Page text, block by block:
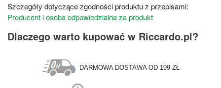
Szczegóły dotyczące zgodności produktu z przepisami:
Producent i osoba odpowiedzialna za produkt
Dlaczego warto kupować w Riccardo.pl?
DARMOWA DOSTAWA OD 199 ZŁ